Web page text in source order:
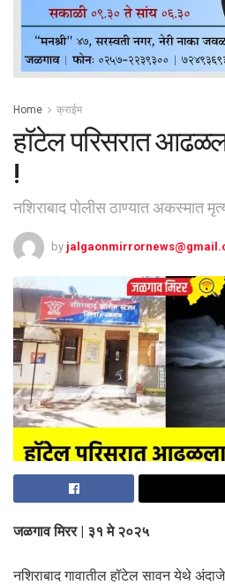
Home क्राईम
हॉटेल परिसरात
!
नशिराबाद पोलीस ठाण्यात अकस्मात
by
जळगाव मिरर | ३१ मे २०२५
नशिराबाद गावातील हॉटेल सावन येथे